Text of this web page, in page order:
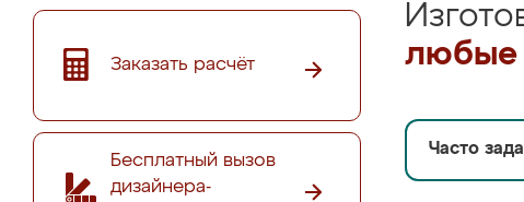
Заказать расчёт
Бесплатный вызов
дизайнера-
любые
Часто